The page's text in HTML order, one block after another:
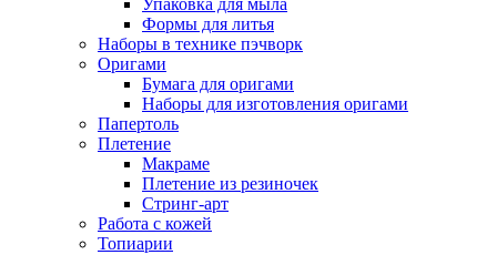
Упаковка для мыла
Формы для литья
Наборы в технике пэчворк
Оригами
Бумага для оригами
Наборы для изготовления оригами
Папертоль
Плетение
Макраме
Плетение из резиночек
Стринг-арт
Работа с кожей
Топиарии